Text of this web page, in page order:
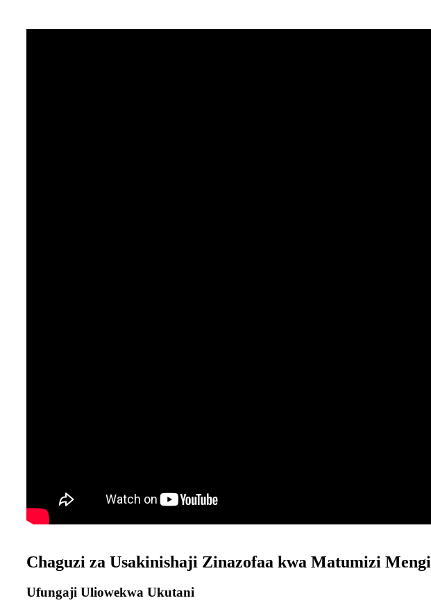
Chaguzi za Usakinishaji Zinazofaa kwa Matumizi Mengi
Ufungaji Uliowekwa Ukutani